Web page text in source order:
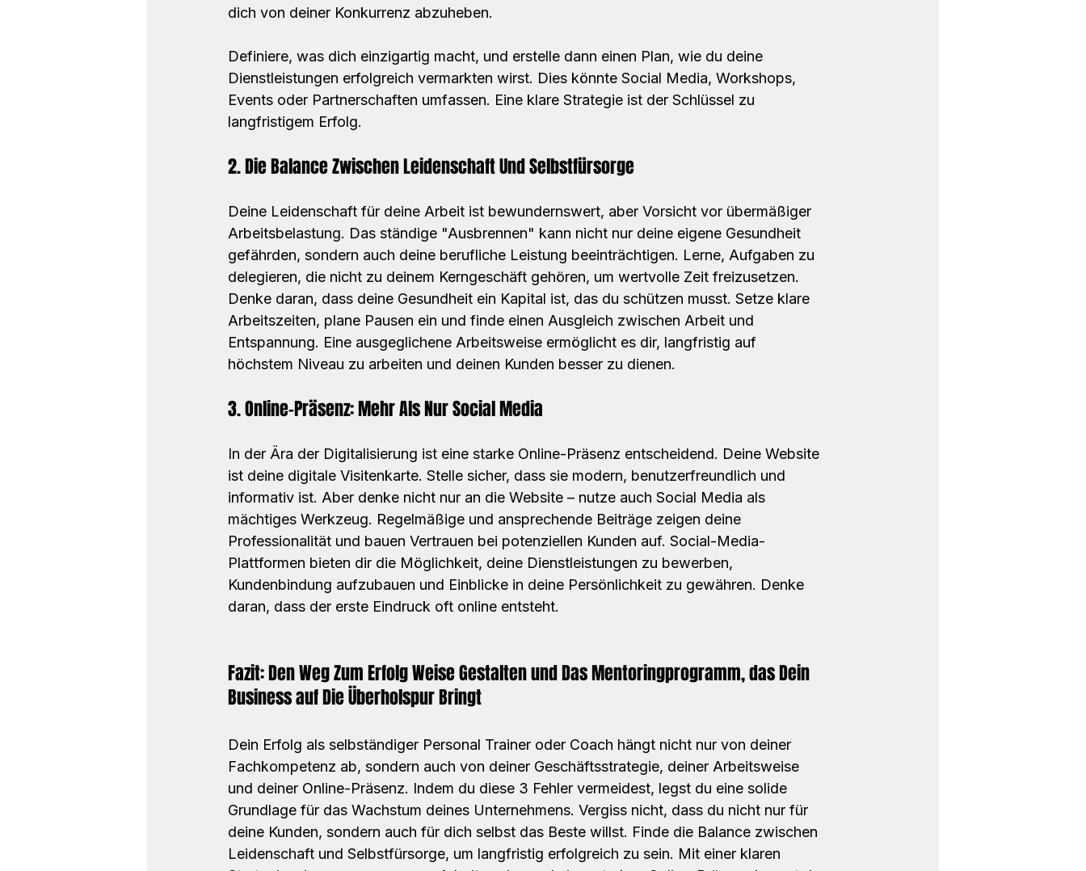
dich von deiner Konkurrenz abzuheben.
Definiere, was dich einzigartig macht, und erstelle dann einen Plan, wie du deine
Dienstleistungen erfolgreich vermarkten wirst. Dies könnte Social Media, Workshops,
Events oder Partnerschaften umfassen. Eine klare Strategie ist der Schlüssel zu
langfristigem Erfolg.
2. Die Balance Zwischen Leidenschaft Und Selbstfürsorge
Deine Leidenschaft für deine Arbeit ist bewundernswert, aber Vorsicht vor übermäßiger
Arbeitsbelastung. Das ständige "Ausbrennen" kann nicht nur deine eigene Gesundheit
gefährden, sondern auch deine berufliche Leistung beeinträchtigen. Lerne, Aufgaben zu
delegieren, die nicht zu deinem Kerngeschäft gehören, um wertvolle Zeit freizusetzen.
Denke daran, dass deine Gesundheit ein Kapital ist, das du schützen musst. Setze klare
Arbeitszeiten, plane Pausen ein und finde einen Ausgleich zwischen Arbeit und
Entspannung. Eine ausgeglichene Arbeitsweise ermöglicht es dir, langfristig auf
höchstem Niveau zu arbeiten und deinen Kunden besser zu dienen.
3. Online-Präsenz: Mehr Als Nur Social Media
In der Ära der Digitalisierung ist eine starke Online-Präsenz entscheidend. Deine Website
ist deine digitale Visitenkarte. Stelle sicher, dass sie modern, benutzerfreundlich und
informativ ist. Aber denke nicht nur an die Website – nutze auch Social Media als
mächtiges Werkzeug. Regelmäßige und ansprechende Beiträge zeigen deine
Professionalität und bauen Vertrauen bei potenziellen Kunden auf. Social-Media-
Plattformen bieten dir die Möglichkeit, deine Dienstleistungen zu bewerben,
Kundenbindung aufzubauen und Einblicke in deine Persönlichkeit zu gewähren. Denke
daran, dass der erste Eindruck oft online entsteht.
Fazit: Den Weg Zum Erfolg Weise Gestalten und Das Mentoringprogramm, das Dein
Business auf Die Überholspur Bringt
Dein Erfolg als selbständiger Personal Trainer oder Coach hängt nicht nur von deiner
Fachkompetenz ab, sondern auch von deiner Geschäftsstrategie, deiner Arbeitsweise
und deiner Online-Präsenz. Indem du diese 3 Fehler vermeidest, legst du eine solide
Grundlage für das Wachstum deines Unternehmens. Vergiss nicht, dass du nicht nur für
deine Kunden, sondern auch für dich selbst das Beste willst. Finde die Balance zwischen
Leidenschaft und Selbstfürsorge, um langfristig erfolgreich zu sein. Mit einer klaren